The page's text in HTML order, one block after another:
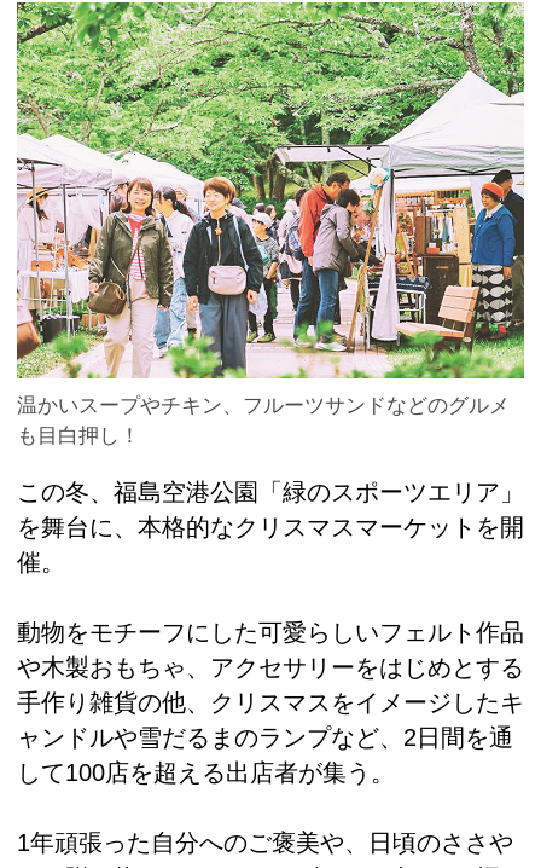
温かいスープやチキン、フルーツサンドなどのグルメ
も目白押し！
この冬、福島空港公園「緑のスポーツエリア」
を舞台に、本格的なクリスマスマーケットを開
催。
動物をモチーフにした可愛らしいフェルト作品
や木製おもちゃ、アクセサリーをはじめとする
手作り雑貨の他、クリスマスをイメージしたキ
ャンドルや雪だるまのランプなど、2日間を通
して100店を超える出店者が集う。
1年頑張った自分へのご褒美や、日頃のささや